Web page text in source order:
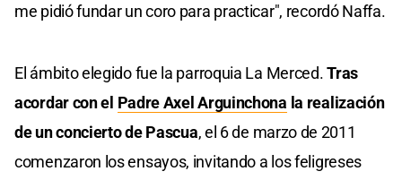
me pidió fundar un coro para practicar", recordó Naffa.
El ámbito elegido fue la parroquia La Merced.Tras
acordar con el Padre Axel Arguinchona la realización
de un concierto de Pascua, el 6 de marzo de 2011
comenzaron los ensayos, invitando a los feligreses